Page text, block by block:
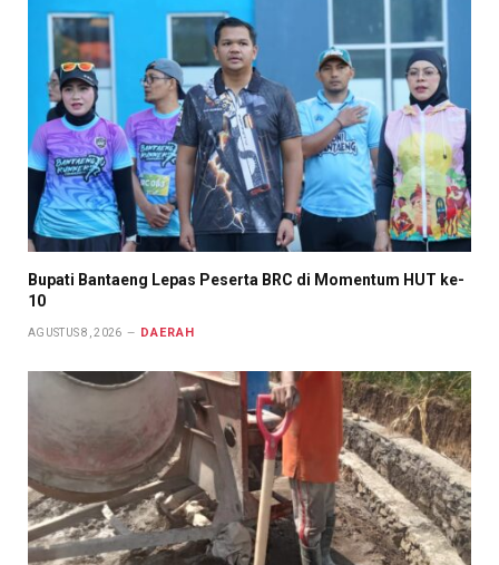
Bupati Bantaeng Lepas Peserta BRC di Momentum HUT ke-
10
AGUSTUS 8, 2026 DAERAH